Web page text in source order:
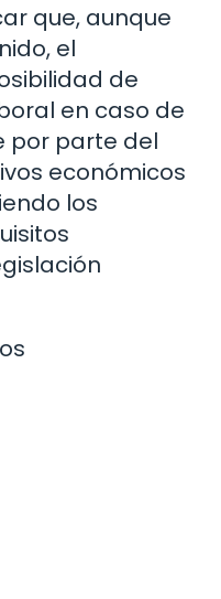
que, aunque
el
de
en caso de
por parte del
económicos
los